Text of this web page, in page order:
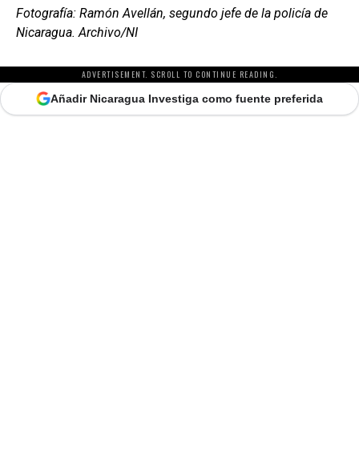
Fotografía: Ramón Avellán, segundo jefe de la policía de
Nicaragua. Archivo/NI
ADVERTISEMENT. SCROLL TO CONTINUE READING.
Añadir Nicaragua Investiga como fuente preferida